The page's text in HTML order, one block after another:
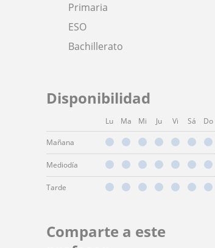
Primaria
ESO
Bachillerato
Disponibilidad
Lu Ma Mi Ju Vi Sá Do
Mañana
Mediodía
Tarde
Comparte a este